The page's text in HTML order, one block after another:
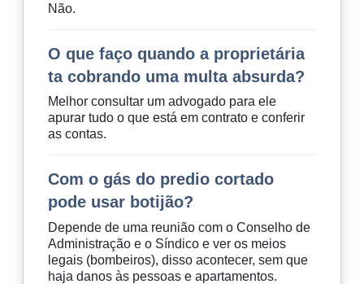
Não.
O que faço quando a proprietária
ta cobrando uma multa absurda?
Melhor consultar um advogado para ele
apurar tudo o que está em contrato e conferir
as contas.
Com o gás do predio cortado
pode usar botijão?
Depende de uma reunião com o Conselho de
Administração e o Síndico e ver os meios
legais (bombeiros), disso acontecer, sem que
haja danos às pessoas e apartamentos.